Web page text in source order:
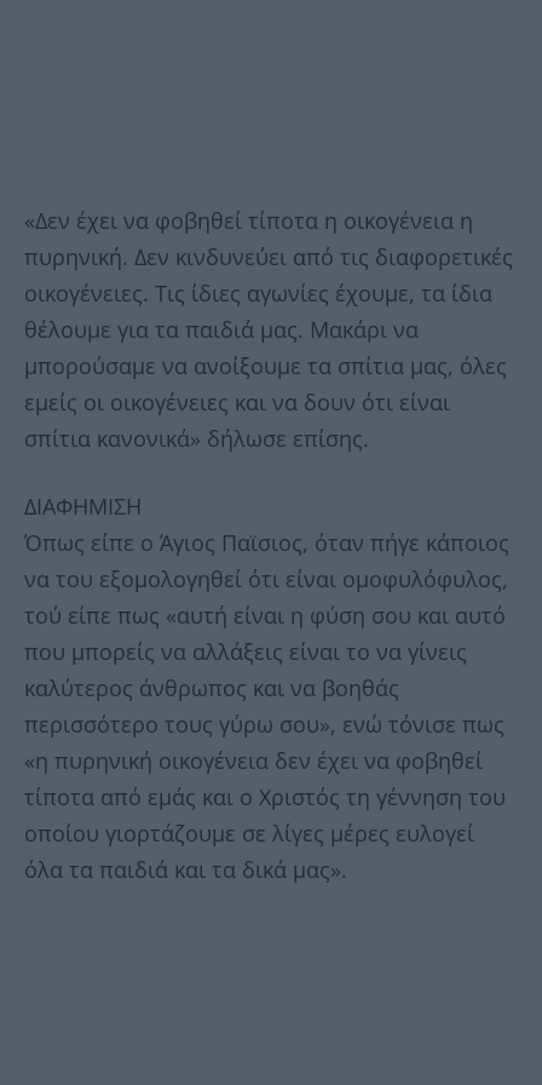
«Δεν έχει να φοβηθεί τίποτα η οικογένεια η
πυρηνική. Δεν κινδυνεύει από τις διαφορετικές
οικογένειες. Τις ίδιες αγωνίες έχουμε, τα ίδια
θέλουμε για τα παιδιά μας. Μακάρι να
μπορούσαμε να ανοίξουμε τα σπίτια μας, όλες
εμείς οι οικογένειες και να δουν ότι είναι
σπίτια κανονικά» δήλωσε επίσης.
ΔΙΑΦΗΜΙΣΗ
Όπως είπε ο Άγιος Παϊσιος, όταν πήγε κάποιος
να του εξομολογηθεί ότι είναι ομοφυλόφυλος,
τού είπε πως «αυτή είναι η φύση σου και αυτό
που μπορείς να αλλάξεις είναι το να γίνεις
καλύτερος άνθρωπος και να βοηθάς
περισσότερο τους γύρω σου», ενώ τόνισε πως
«η πυρηνική οικογένεια δεν έχει να φοβηθεί
τίποτα από εμάς και ο Χριστός τη γέννηση του
οποίου γιορτάζουμε σε λίγες μέρες ευλογεί
όλα τα παιδιά και τα δικά μας».